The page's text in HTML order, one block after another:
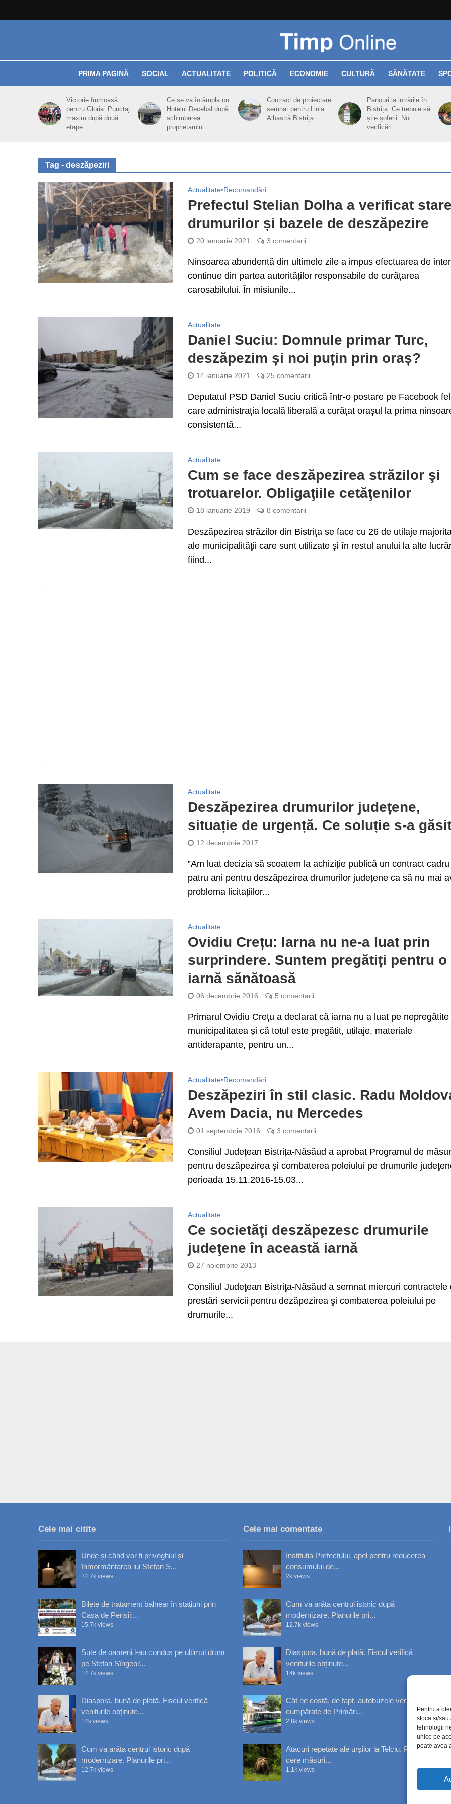
Pentru a
stoca și/sau
tehnologii
unice pe
poate avea
PRIMA PAGINĂ SOCIAL ACTUALITATE POLITICĂ ECONOMIE CULTURĂ SĂNĂTATE
Victorie frumoasă
pentru Gloria. Punctaj
maxim după două
etape
Ce se va întâmpla cu
Hotelul Decebal după
schimbarea
proprietarului
Contract de proiectare
semnat pentru Linia
Albastră Bistrița
Panouri la intrările în
Bistrița. Ce trebuie să
știe șoferii. Noi
verificări
Tag - deszăpeziri
Actualitate•Recomandări
Prefectul Stelian Dolha a verificat
drumurilor și bazele de deszăpezire
20 ianuarie 2021 3 comentarii
Ninsoarea abundentă din ultimele zile a impus efectuarea de
continue din partea autorităților responsabile de curățarea
carosabilului. În misiunile...
Actualitate
Daniel Suciu: Domnule primar Turc,
deszăpezim și noi puțin prin oraș?
14 ianuarie 2021 25 comentarii
Deputatul PSD Daniel Suciu critică într-o postare pe Facebook
care administrația locală liberală a curățat orașul la prima
consistentă...
Actualitate
Cum se face deszăpezirea străzilor şi
trotuarelor. Obligaţiile cetăţenilor
18 ianuarie 2019 8 comentarii
Deszăpezirea străzilor din Bistriţa se face cu 26 de utilaje
ale municipalităţii care sunt utilizate şi în restul anului la alte
fiind...
Actualitate
Deszăpezirea drumurilor județene,
situație de urgență. Ce soluție s-a
12 decembrie 2017
”Am luat decizia să scoatem la achiziție publică un contract
patru ani pentru deszăpezirea drumurilor județene ca să nu mai
problema licitațiilor...
Actualitate
Ovidiu Crețu: Iarna nu ne-a luat prin
surprindere. Suntem pregătiți pentru o
iarnă sănătoasă
06 decembrie 2016 5 comentarii
Primarul Ovidiu Crețu a declarat că iarna nu a luat pe nepregătite
municipalitatea și că totul este pregătit, utilaje, materiale
antiderapante, pentru un...
Actualitate•Recomandări
Deszăpeziri în stil clasic. Radu
Avem Dacia, nu Mercedes
01 septembrie 2016 3 comentarii
Consiliul Județean Bistrița-Năsăud a aprobat Programul de
pentru deszăpezirea şi combaterea poleiului pe drumurile
perioada 15.11.2016-15.03...
Actualitate
Ce societăţi deszăpezesc drumurile
judeţene în această iarnă
27 noiembrie 2013
Consiliul Judeţean Bistriţa-Năsăud a semnat miercuri contractele
prestări servicii pentru dezăpezirea şi combaterea poleiului pe
drumurile...
Cele mai citite
Unde și când vor fi priveghiul și
înmormântarea lui Ștefan S...
24.7k views
Bilete de tratament balnear în stațiuni prin
Casa de Pensii:...
15.7k views
Sute de oameni l-au condus pe ultimul drum
pe Ștefan Sîngeor...
14.7k views
Diaspora, bună de plată. Fiscul verifică
veniturile obținute...
14k views
Cum va arăta centrul istoric după
modernizare. Planurile pri...
12.7k views
Cele mai comentate
Instituția Prefectului, apel pentru reducerea
consumului de...
2k views
Cum va arăta centrul istoric după
modernizare. Planurile pri...
12.7k views
Diaspora, bună de plată. Fiscul verifică
veniturile obținute...
14k views
Cât ne costă, de fapt, autobuzele verzi
cumpărate de Primări...
2.8k views
Atacuri repetate ale urșilor la Telciu. Primăria
cere măsuri...
1.1k views